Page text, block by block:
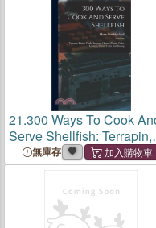
21.300 Ways To Cook
Serve Shellfish: Terrapin,
Green Turtle, Snapper,
Oysters, Oyster Crabs,
Lobsters, Clams, Crabs
無庫存